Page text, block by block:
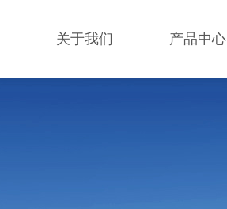
关于我们 产品中心